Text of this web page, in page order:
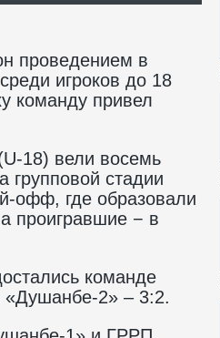
проведением в
игроков до 18
команду привел
18) вели восемь
групповой стадии
офф, где образовали
проигравшие − в
команде
«Душанбе-2» – 3:2.